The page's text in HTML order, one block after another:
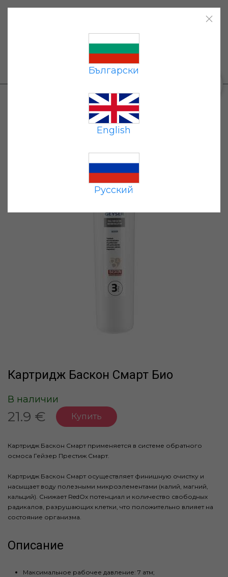
Български
English
Русский
Оплата| Доставка
+359 87 677 7191
Картриджи → Картридж Баскон
Картридж Баскон Смарт Био
В наличии
21.9 € Купить
Картридж Баскон Смарт применяется в системе обратного
осмоса Гейзер Престиж Смарт.
Картридж Баскон Смарт осуществляет финишную очистку и
насыщает воду полезными микроэлементами (калий, магний,
кальций). Снижает RedOx потенциал и количество свободных
радикалов, разрушающих клетки, что положительно влияет на
состояние организма.
Описание
Максимальное рабочее давление: 7 атм;